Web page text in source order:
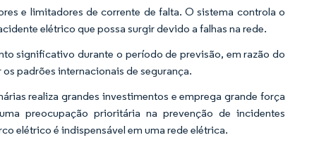
e limitadores de corrente de falta. O sistema controla o
elétrico que possa surgir devido a falhas na rede.
significativo durante o período de previsão, em razão do
padrões internacionais de segurança.
realiza grandes investimentos e emprega grande força
preocupação prioritária na prevenção de incidentes
elétrico é indispensável em uma rede elétrica.